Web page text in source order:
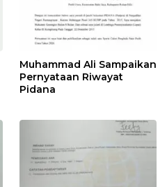
Muhammad Ali Sampaikan
Pernyataan Riwayat
Pidana